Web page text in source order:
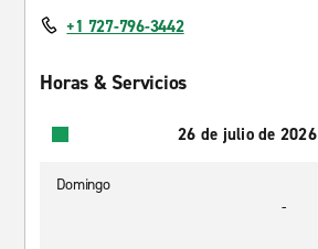
+1 727-796-3442
Horas & Servicios
26 de julio de 2026
Domingo
-